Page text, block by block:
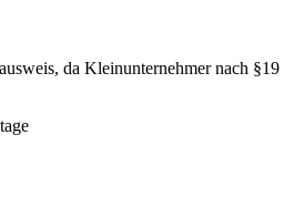
da Kleinunternehmer nach §19